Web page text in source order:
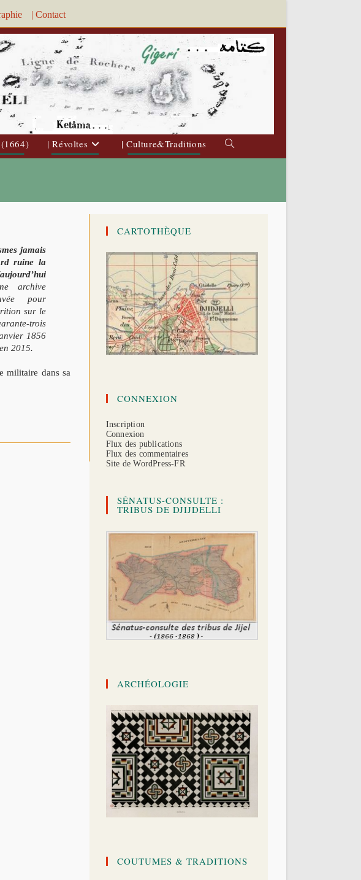
| Contact
| Révoltes | Culture&Traditions
Toggle
jamais
ruine la
archive
pour
sur le
trois
1856
2015.
militaire dans sa
CARTOTHÈQUE
CONNEXION
Inscription
Connexion
Flux des publications
Flux des commentaires
Site de WordPress-FR
SÉNATUS-CONSULTE :
TRIBUS DE DJIJDELLI
ARCHÉOLOGIE
COUTUMES & TRADITIONS